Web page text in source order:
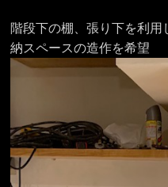
階段下の棚、張り下を利
納スペースの造作を希望